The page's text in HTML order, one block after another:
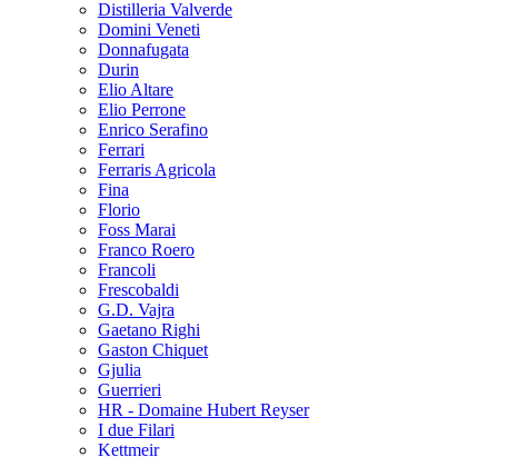
Distilleria Valverde
Domini Veneti
Donnafugata
Durin
Elio Altare
Elio Perrone
Enrico Serafino
Ferrari
Ferraris Agricola
Fina
Florio
Foss Marai
Franco Roero
Francoli
Frescobaldi
G.D. Vajra
Gaetano Righi
Gaston Chiquet
Gjulia
Guerrieri
HR - Domaine Hubert Reyser
I due Filari
Kettmeir